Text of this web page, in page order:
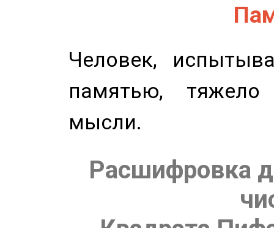
Человек,
памятью,
мысли.
Расшифровка